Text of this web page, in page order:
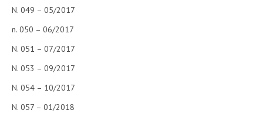
N. 049 – 05/2017
n. 050 – 06/2017
N. 051 – 07/2017
N. 053 – 09/2017
N. 054 – 10/2017
N. 057 – 01/2018